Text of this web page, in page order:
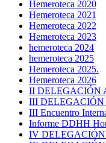
Hemeroteca 2020
Hemeroteca 2021
Hemeroteca 2022
Hemeroteca 2023
hemeroteca 2024
hemeroteca 2025
Hemeroteca 2025.
Hemeroteca 2026
II DELEGACIÓN
III
III Encuentro
Informe DDHH
IV